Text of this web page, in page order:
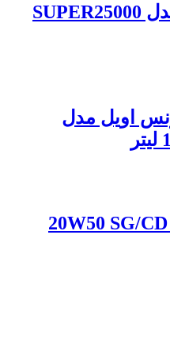
روغن موتور TRANE مدل SUPER25000
اویل مدل
روغن موتور راکی مدل 20W50 SG/CD